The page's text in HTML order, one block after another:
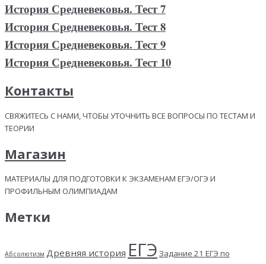
История Средневековья. Тест 7
История Средневековья. Тест 8
История Средневековья. Тест 9
История Средневековья. Тест 10
Контакты
СВЯЖИТЕСЬ С НАМИ, ЧТОБЫ УТОЧНИТЬ ВСЕ ВОПРОСЫ ПО ТЕСТАМ И
ТЕОРИИ
Магазин
МАТЕРИАЛЫ ДЛЯ ПОДГОТОВКИ К ЭКЗАМЕНАМ ЕГЭ/ОГЭ И
ПРОФИЛЬНЫМ ОЛИМПИАДАМ
Метки
Абсолютизм Древняя история ЕГЭ Задание 21 ЕГЭ по